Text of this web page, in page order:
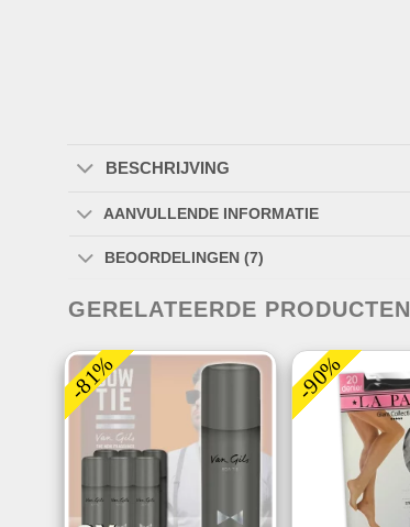
BESCHRIJVING
AANVULLENDE INFORMATIE
BEOORDELINGEN (7)
GERELATEERDE PRODUCTEN
-81% -90%